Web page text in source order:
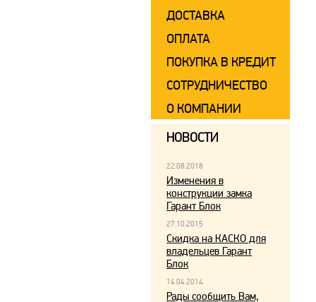
ДОСТАВКА
ОПЛАТА
ПОКУПКА В КРЕДИТ
СОТРУДНИЧЕСТВО
О КОМПАНИИ
НОВОСТИ
22.08.2018
Изменения в
конструкции замка
Гарант Блок
27.10.2015
Скидка на КАСКО для
владельцев Гарант
Блок
14.04.2014
Рады сообщить Вам,